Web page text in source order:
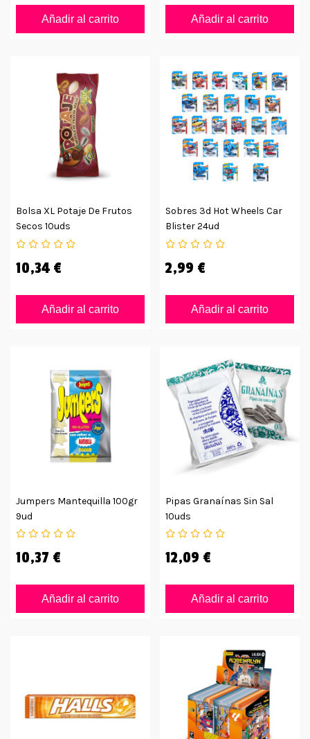
Añadir al carrito Añadir al carrito
Bolsa XL Potaje De Frutos
Secos 10uds
10,34 €
Añadir al carrito
Sobres 3d Hot Wheels Car
Blister 24ud
2,99 €
Añadir al carrito
Jumpers Mantequilla 100gr
9ud
10,37 €
Añadir al carrito
Pipas Granaínas Sin Sal
10uds
12,09 €
Añadir al carrito